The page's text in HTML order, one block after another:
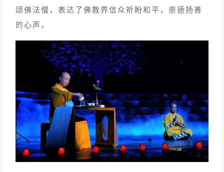
颂佛法僧，表达了佛教界信众祈盼和平，崇德扬善
的心声。